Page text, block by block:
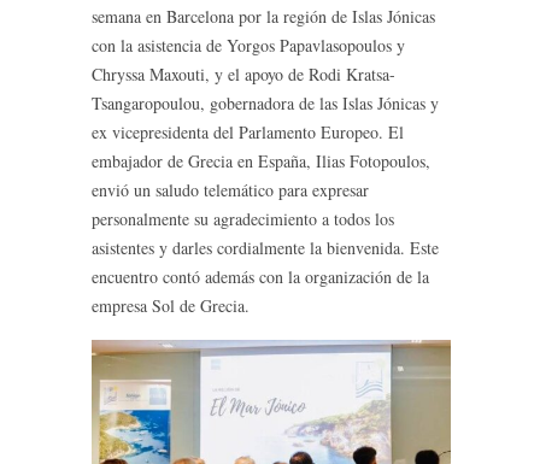
semana en Barcelona por la región de Islas Jónicas
con la asistencia de Yorgos Papavlasopoulos y
Chryssa Maxouti, y el apoyo de Rodi Kratsa-
Tsangaropoulou, gobernadora de las Islas Jónicas y
ex vicepresidenta del Parlamento Europeo. El
embajador de Grecia en España, Ilias Fotopoulos,
envió un saludo telemático para expresar
personalmente su agradecimiento a todos los
asistentes y darles cordialmente la bienvenida. Este
encuentro contó además con la organización de la
empresa Sol de Grecia.